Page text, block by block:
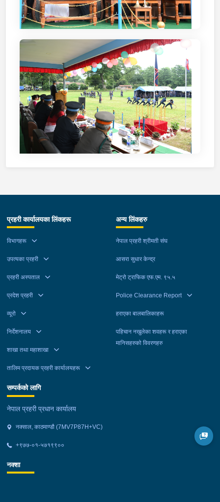
प्रहरी कार्यालयका लिंकहरू
विभागहरू
उपत्यका प्रहरी
प्रहरी अस्पताल
प्रदेश प्रहरी
व्यूरो
निर्देशनालय
शाखा तथा महाशाखा
तालिम प्रदायक प्रहरी कार्यालयहरू
अन्य लिंकहरु
नेपाल प्रहरी श्रीमती संघ
आसरा सुधार केन्द्र
मेट्रो ट्राफिक एफ.एम. ९५.५
Police Clearance Report
हराएका बालबालिकाहरू
पहिचान नखुलेका शवहरू र हराएका
मानिसहरुको विवरणहरु
सम्पर्कको लागि
नेपाल प्रहरी प्रधान कार्यालय
नक्साल, काठमाण्डौ (7MV7P87H+VC)
+९७७-०१-५७१९९००
नक्शा